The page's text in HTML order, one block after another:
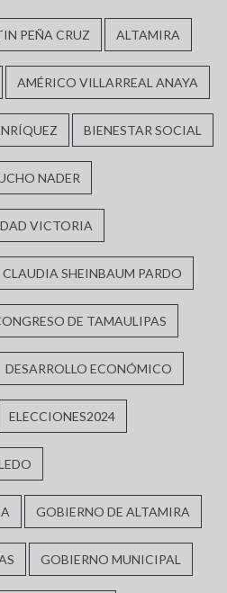
PEÑA CRUZ ALTAMIRA
AMÉRICO VILLARREAL ANAYA
BIENESTAR SOCIAL
NADER
VICTORIA
CLAUDIA SHEINBAUM PARDO
DE TAMAULIPAS
DESARROLLO ECONÓMICO
ELECCIONES2024
GOBIERNO DE ALTAMIRA
GOBIERNO MUNICIPAL